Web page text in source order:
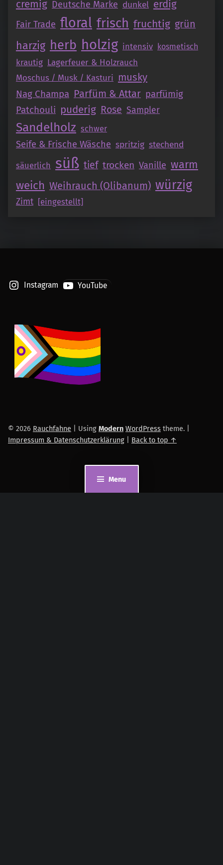
Menu
cremig Deutsche Marke dunkel erdig
Fair Trade floral frisch fruchtig grün
harzig herb holzig intensiv kosmetisch
krautig Lagerfeuer & Holzrauch
Moschus / Musk / Kasturi musky
Nag Champa Parfüm & Attar parfümig
Patchouli puderig Rose Sampler
Sandelholz schwer
Seife & Frische Wäsche spritzig stechend
säuerlich süß tief trocken Vanille warm
weich Weihrauch (Olibanum) würzig
Zimt [eingestellt]
Instagram YouTube
© 2026 Rauchfahne Using Modern WordPress theme.
Impressum & Datenschutzerklärung
Back to top ↑